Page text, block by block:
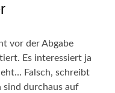
vor der Abgabe
Es interessiert ja
Falsch, schreibt
durchaus auf